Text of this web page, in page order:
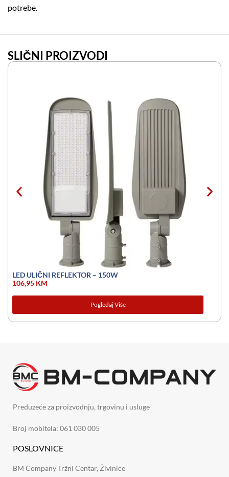
potrebe.
SLIČNI PROIZVODI
LED ULIČNI REFLEKTOR – 150W
106,95 KM
Pogledaj Više
Preduzeće za proizvodnju, trgovinu i usluge
Broj mobitela: 061 030 005
POSLOVNICE
BM Company Tržni Centar, Živinice